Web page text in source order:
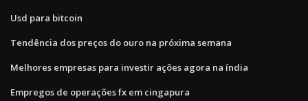
Usd para bitcoin
Tendência dos preços do ouro na próxima semana
Melhores empresas para investir ações agora na índia
Empregos de operações fx em cingapura